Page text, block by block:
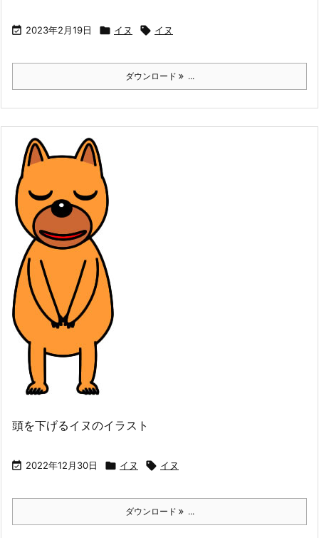
 2023年2月19日  イヌ  イヌ
ダウンロード ...
頭を下げるイヌのイラスト
 2022年12月30日  イヌ  イヌ
ダウンロード ...